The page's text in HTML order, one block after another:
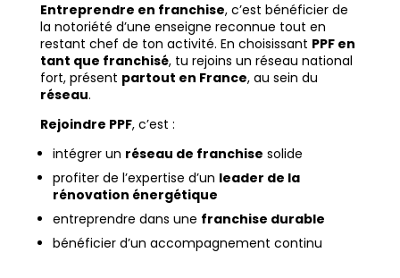
Entreprendre en franchise, c’est bénéficier de
la notoriété d’une enseigne reconnue tout en
restant chef de ton activité. En choisissant PPF en
tant que franchisé, tu rejoins un réseau national
fort, présent partout en France, au sein du
réseau.
Rejoindre PPF, c’est :
intégrer un réseau de franchise solide
profiter de l’expertise d’un leader de la
rénovation énergétique
entreprendre dans une franchise durable
bénéficier d’un accompagnement continu